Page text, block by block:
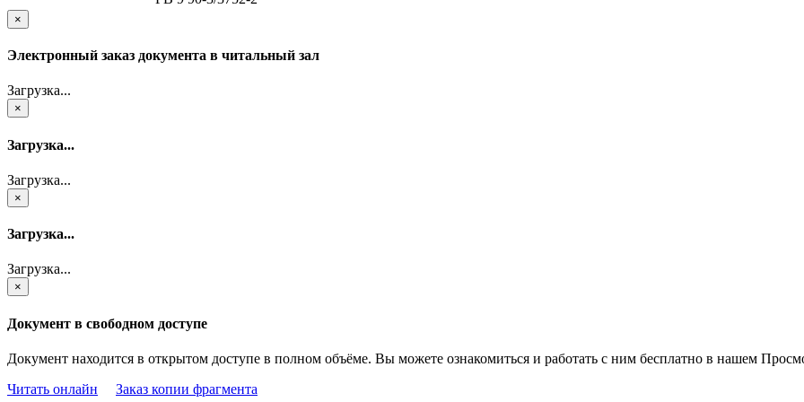
×
Электронный заказ документа в читальный зал
Загрузка...
×
Загрузка...
Загрузка...
×
Загрузка...
Загрузка...
×
Документ в свободном доступе
Документ находится в открытом доступе в полном объёме. Вы можете ознакомиться и работать с ним бесплатно в нашем
Читать онлайн
Заказ копии фрагмента